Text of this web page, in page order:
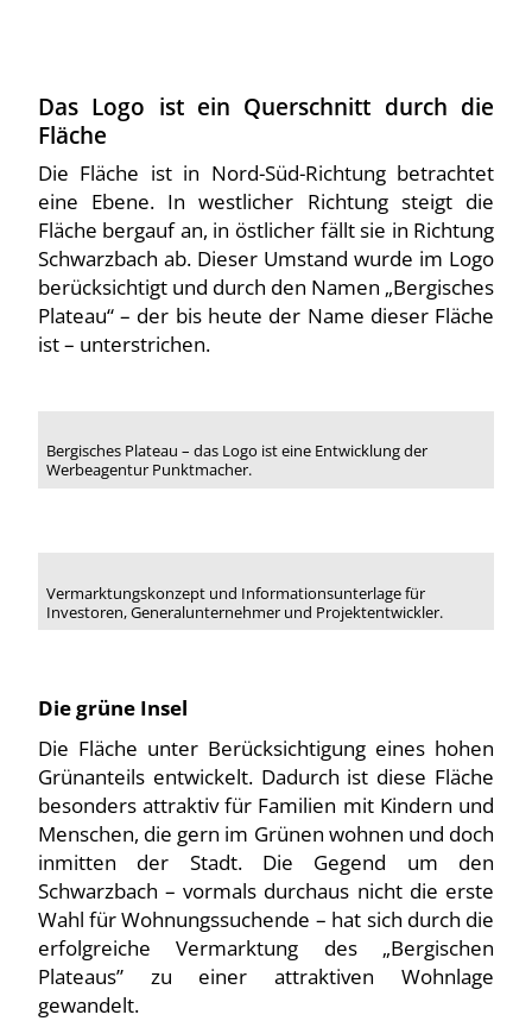
Das Logo ist ein Querschnitt durch die
Fläche
Die Fläche ist in Nord-Süd-Richtung betrachtet
eine Ebene. In westlicher Richtung steigt die
Fläche bergauf an, in östlicher fällt sie in Richtung
Schwarzbach ab. Dieser Umstand wurde im Logo
berücksichtigt und durch den Namen „Bergisches
Plateau“ – der bis heute der Name dieser Fläche
ist – unterstrichen.
Bergisches Plateau – das Logo ist eine Entwicklung der
Werbeagentur Punktmacher.
Vermarktungskonzept und Informationsunterlage für
Investoren, Generalunternehmer und Projektentwickler.
Die grüne Insel
Die Fläche unter Berücksichtigung eines hohen
Grünanteils entwickelt. Dadurch ist diese Fläche
besonders attraktiv für Familien mit Kindern und
Menschen, die gern im Grünen wohnen und doch
inmitten der Stadt. Die Gegend um den
Schwarzbach – vormals durchaus nicht die erste
Wahl für Wohnungssuchende – hat sich durch die
erfolgreiche Vermarktung des „Bergischen
Plateaus” zu einer attraktiven Wohnlage
gewandelt.